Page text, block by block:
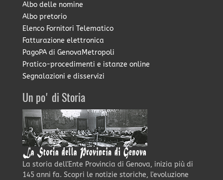
Albo delle nomine
Albo pretorio
Elenco Fornitori Telematico
Fatturazione elettronica
PagoPA di GenovaMetropoli
Pratico-procedimenti e istanze online
Segnalazioni e disservizi
Un po' di Storia
La storia dell'Ente Provincia di Genova, inizia più di
145 anni fa. Scopri le notizie storiche, l'evoluzione